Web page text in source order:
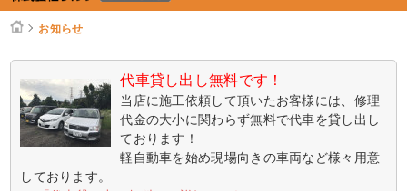
お知らせ
代車貸し出し無料です！
当店に施工依頼して頂いたお客様には、修理
代金の大小に関わらず無料で代車を貸し出し
ております！
軽自動車を始め現場向きの車両など様々用意
しております。